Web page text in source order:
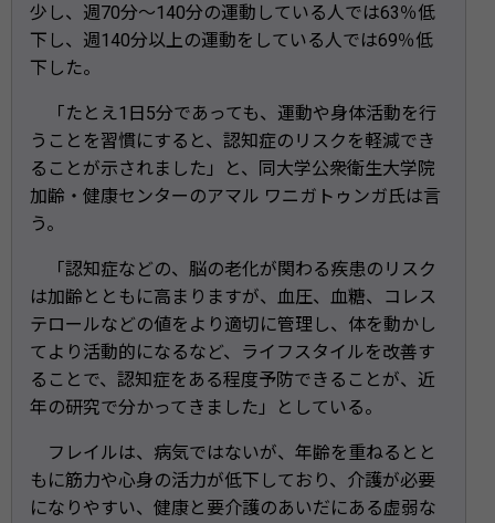
少し、週70分～140分の運動している人では63％低
下し、週140分以上の運動をしている人では69％低
下した。
「たとえ1日5分であっても、運動や身体活動を行
うことを習慣にすると、認知症のリスクを軽減でき
ることが示されました」と、同大学公衆衛生大学院
加齢・健康センターのアマル ワニガトゥンガ氏は言
う。
「認知症などの、脳の老化が関わる疾患のリスク
は加齢とともに高まりますが、血圧、血糖、コレス
テロールなどの値をより適切に管理し、体を動かし
てより活動的になるなど、ライフスタイルを改善す
ることで、認知症をある程度予防できることが、近
年の研究で分かってきました」としている。
フレイルは、病気ではないが、年齢を重ねるとと
もに筋力や心身の活力が低下しており、介護が必要
になりやすい、健康と要介護のあいだにある虚弱な